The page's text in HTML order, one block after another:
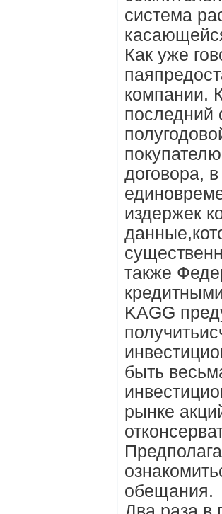
система
Как уже
компании.
последний
договора,
издержек
также
KAGG
быть
рынке
обещания.